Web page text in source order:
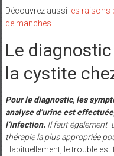
Découvrez aussi les raisons
de manches !
Le
la cystite
Pour le diagnostic, les
analyse d’urine est
l’infection. Il faut également
thérapie la plus appropriée
Habituellement, le trouble